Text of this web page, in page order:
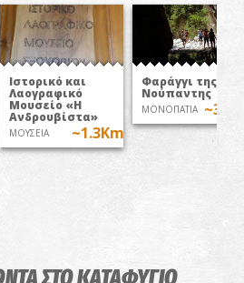
Ιστορικό και
Λαογραφικό
Μουσείο «Η
Ανδρουβίστα»
ΜΟΥΣΕΙΑ ~1.3Km
Φαράγγι της
Νούπαντης
ΜΟΝΟΠΑΤΙΑ